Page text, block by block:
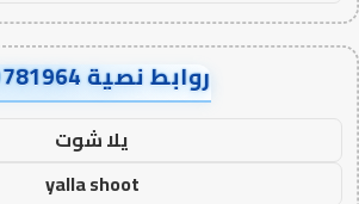
روابط نصية FD781964
يلا شوت
yalla shoot